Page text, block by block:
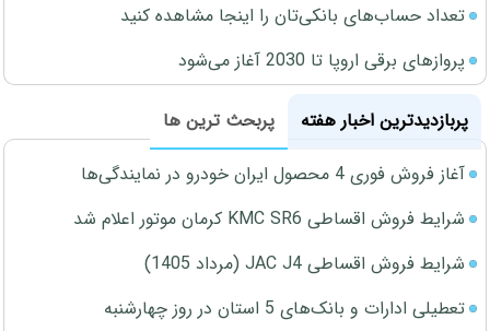
تعداد حساب‌های بانکی‌تان را اینجا مشاهده کنید
پروازهای برقی اروپا تا 2030 آغاز می‌شود
پربازدیدترین اخبار هفته
پربحث ترین ها
آغاز فروش فوری 4 محصول ایران خودرو در نمایندگی‌ها
شرایط فروش اقساطی KMC SR6 کرمان موتور اعلام شد
شرایط فروش اقساطی JAC J4 (مرداد 1405)
تعطیلی ادارات و بانک‌های 5 استان در روز چهارشنبه